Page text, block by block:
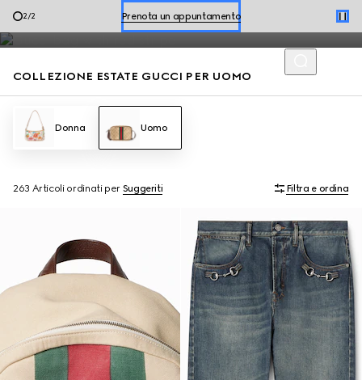
2/2 Prenota un appuntamento
Acquista le scarpe estive
Mocassini e borse estive da uomo, arricchiti dai codici della
Maison, si distinguono per uno stile disinvolto per la stagione.
COLLEZIONE ESTATE GUCCI PER UOMO
Donna Uomo
263 Articoli ordinati per Suggeriti Filtra e ordina